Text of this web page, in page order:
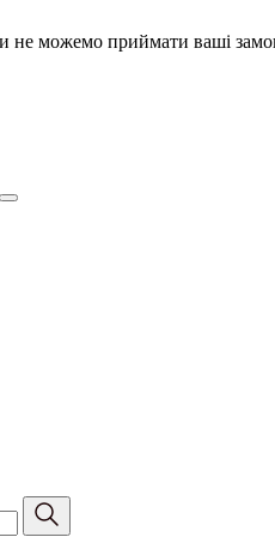
не можемо приймати ваші